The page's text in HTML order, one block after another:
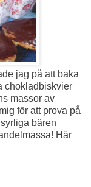
jag på att baka
chokladbiskvier
massor av
för att prova på
bären
Här